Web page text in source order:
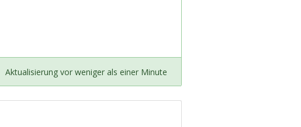
Aktualisierung vor weniger als einer Minute